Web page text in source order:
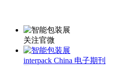
关注官微
interpack China 电子期刊